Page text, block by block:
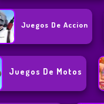
Juegos De Accion
Juegos De Motos